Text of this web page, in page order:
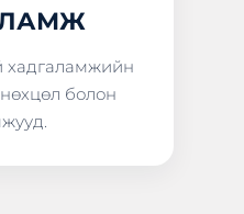
хадгаламжийн
болон